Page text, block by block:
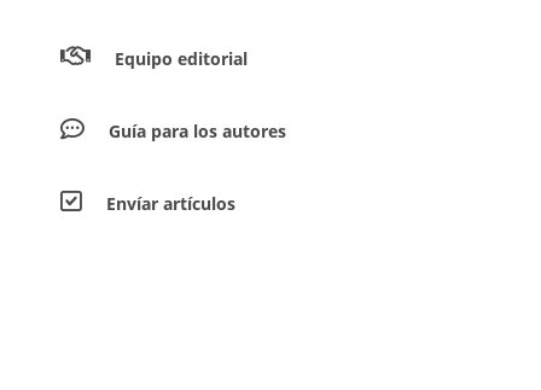
Equipo editorial
Guía para los autores
Envíar artículos